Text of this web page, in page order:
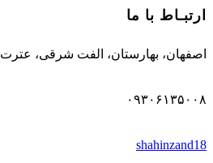
ارتبـاط با ما
اصفهان، بهارستان، الفت شرقی، عترت 5، پ 346
۰۹۳۰۶۱۳۵۰۰۸
shahinzand18